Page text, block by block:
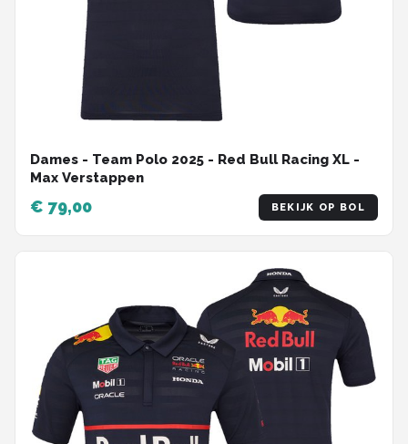
Dames - Team Polo 2025 - Red Bull Racing XL -
Max Verstappen
€ 79,00 BEKIJK OP BOL